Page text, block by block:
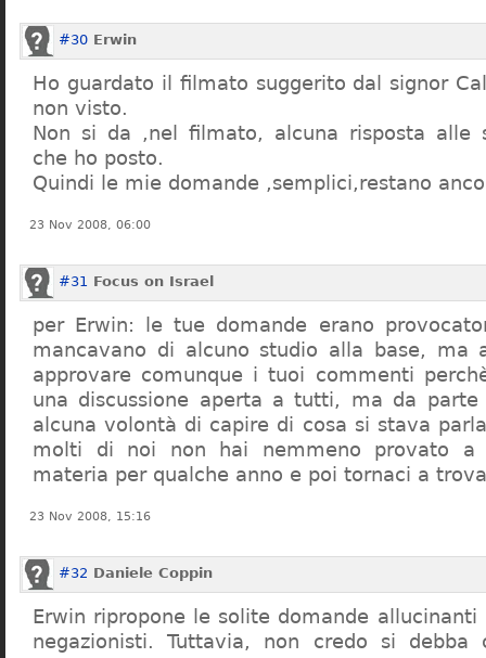
#30 Erwin
Ho guardato il filmato suggerito dal signor
non visto.
Non si da ,nel filmato, alcuna risposta alle
che ho posto.
Quindi le mie domande ,semplici,restano
23 Nov 2008, 06:00
#31 Focus on Israel
per Erwin: le tue domande erano
mancavano di alcuno studio alla base, ma
approvare comunque i tuoi commenti
una discussione aperta a tutti, ma da parte
alcuna volontà di capire di cosa si stava
molti di noi non hai nemmeno provato a
materia per qualche anno e poi tornaci a
23 Nov 2008, 15:16
#32 Daniele Coppin
Erwin ripropone le solite domande
negazionisti. Tuttavia, non credo si debba